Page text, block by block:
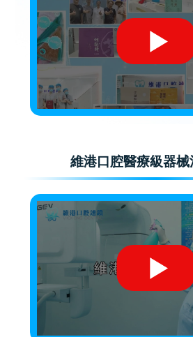
維港口腔醫療級器械